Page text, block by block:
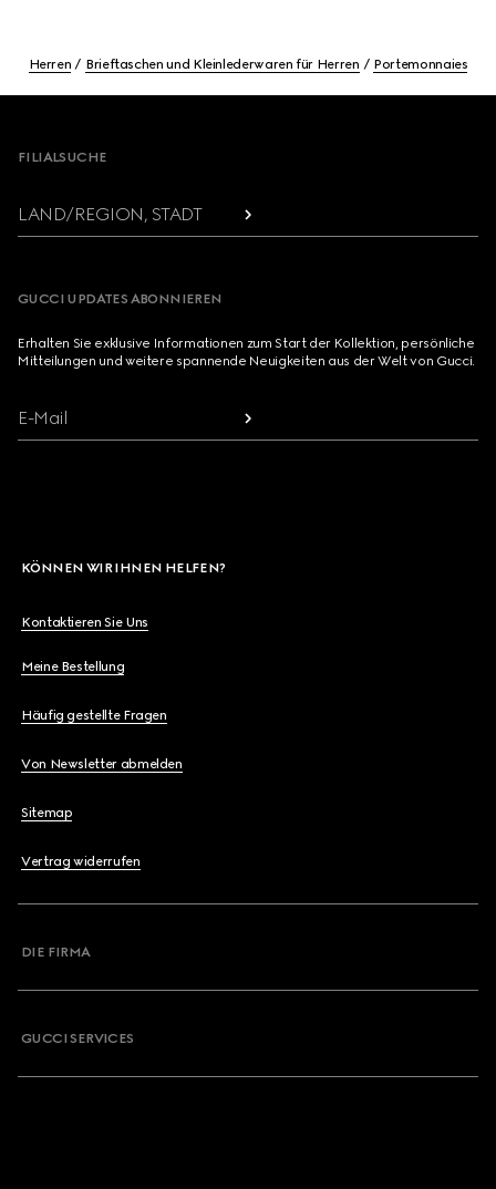
Herren Brieftaschen und Kleinlederwaren für Herren Portemonnaies
FILIALSUCHE
LAND/REGION, STADT
GUCCI UPDATES ABONNIEREN
Erhalten Sie exklusive Informationen zum Start der Kollektion, persönliche
Mitteilungen und weitere spannende Neuigkeiten aus der Welt von Gucci.
E-Mail
KÖNNEN WIR IHNEN HELFEN?
Kontaktieren Sie Uns
Meine Bestellung
Häufig gestellte Fragen
Von Newsletter abmelden
Sitemap
Vertrag widerrufen
DIE FIRMA
GUCCI SERVICES